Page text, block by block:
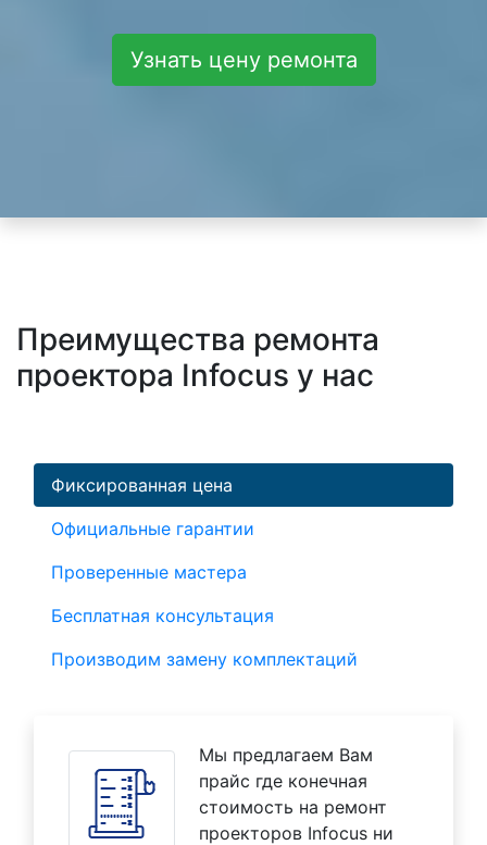
Узнать цену ремонта
Преимущества ремонта
проектора Infocus у нас
Фиксированная цена
Официальные гарантии
Проверенные мастера
Бесплатная консультация
Производим замену комплектаций
Мы предлагаем Вам
прайс где конечная
стоимость на ремонт
проекторов Infocus ни